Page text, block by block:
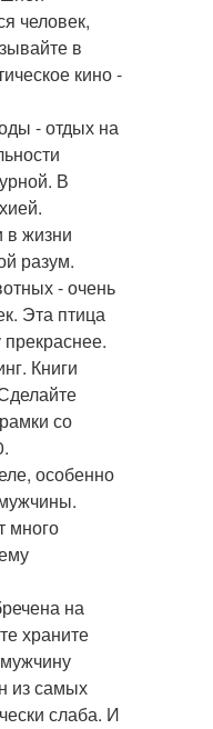
человек,
в
кино -
- отдых на
В
в жизни
разум.
- очень
Эта птица
Книги
со
особенно
много
на
храните
из самых
слаба. И